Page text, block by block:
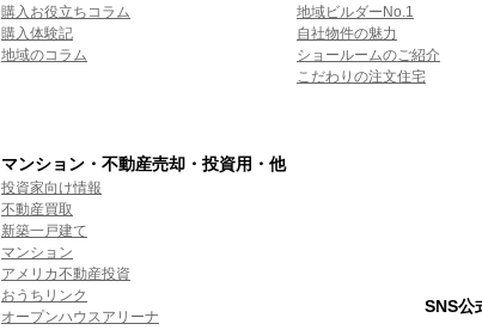
購入お役立ちコラム
購入体験記
地域のコラム
地域ビルダーNo.1
自社物件の魅力
ショールームのご紹介
こだわりの注文住宅
マンション・不動産売却・投資用・他
投資家向け情報
不動産買取
新築一戸建て
マンション
アメリカ不動産投資
おうちリンク
オープンハウスアリーナ
SNS公